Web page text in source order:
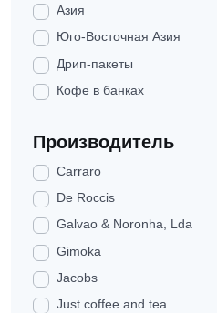
Азия
Юго-Восточная Азия
Дрип-пакеты
Кофе в банках
Производитель
Carraro
De Roccis
Galvao & Noronha, Lda
Gimoka
Jacobs
Just coffee and tea